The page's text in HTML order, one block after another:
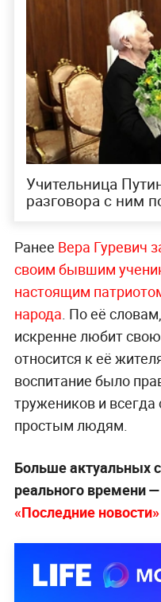
Учительница
разговора с ним
Ранее Вера Гуревич
своим бывшим
настоящим
народа. По её
искренне любит
относится к её
воспитание было
тружеников и всегда
простым людям.
Больше актуальных
реального времени —
«Последние